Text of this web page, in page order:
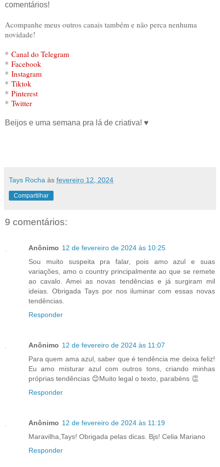
comentários!
Acompanhe meus outros canais também e não perca nenhuma
novidade!
* Canal do Telegram
* Facebook
* Instagram
* Tiktok
* Pinterest
* Twitter
Beijos e uma semana pra lá de criativa! ♥
Tays Rocha às fevereiro 12, 2024
Compartilhar
9 comentários:
Anônimo 12 de fevereiro de 2024 às 10:25
Sou muito suspeita pra falar, pois amo azul e suas
variações, amo o country principalmente ao que se remete
ao cavalo. Amei as novas tendências e já surgiram mil
ideias. Obrigada Tays por nos iluminar com essas novas
tendências.
Responder
Anônimo 12 de fevereiro de 2024 às 11:07
Para quem ama azul, saber que é tendência me deixa feliz!
Eu amo misturar azul com outros tons, criando minhas
próprias tendências 😊Muito legal o texto, parabéns 👏
Responder
Anônimo 12 de fevereiro de 2024 às 11:19
Maravilha,Tays! Obrigada pelas dicas. Bjs! Celia Mariano
Responder